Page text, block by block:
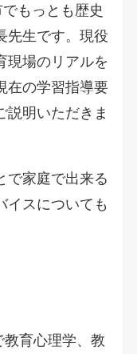
もっとも歴史
先生です。現役
現場のリアルを
在の学習指導要
説明いただきま
で家庭で出来る
イスについても
育心理学、教